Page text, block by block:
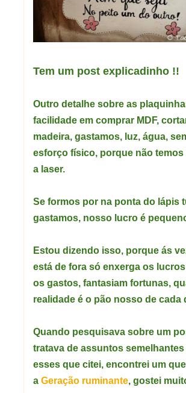
Tem um post explicadinho !!
Outro detalhe sobre as
facilidade em comprar MDF,
madeira, gastamos, luz, água,
esforço físico, porque não temos
a laser.
Se formos por na ponta do lápis
gastamos, nosso lucro é
Estou dizendo isso, porque ás
está de fora só enxerga os
os gastos, fantasiam fortunas,
realidade é o pão nosso de cada
Quando pesquisava sobre um
tratava de assuntos semelhantes
esses que citei, encontrei um
a Geração ruminante, gostei